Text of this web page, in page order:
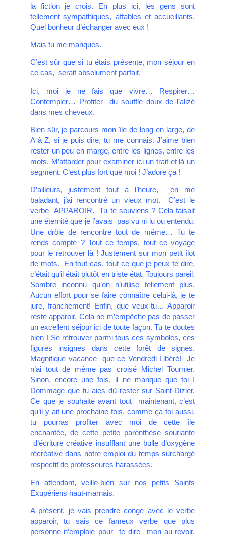
la fiction je crois. En plus ici, les gens sont
tellement sympathiques, affables et accueillants.
Quel bonheur d’échanger avec eux !
Mais tu me manques.
C’est sûr que si tu étais présente, mon séjour en
ce cas, serait absolument parfait.
Ici, moi je ne fais que vivre… Respirer…
Contempler… Profiter du souffle doux de l’alizé
dans mes cheveux.
Bien sûr, je parcours mon île de long en large, de
A à Z, si je puis dire, tu me connais. J’aime bien
rester un peu en marge, entre les lignes, entre les
mots. M’attarder pour examiner ici un trait et là un
segment. C’est plus fort que moi ! J’adore ça !
D’ailleurs, justement tout à l’heure, en me
baladant, j’ai rencontré un vieux mot. C’est le
verbe APPAROIR. Tu te souviens ? Cela faisait
une éternité que je l’avais pas vu ni lu ou entendu.
Une drôle de rencontre tout de même… Tu te
rends compte ? Tout ce temps, tout ce voyage
pour le retrouver là ! Justement sur mon petit îlot
de mots. En tout cas, tout ce que je peux te dire,
c’était qu’il était plutôt en triste état. Toujours pareil.
Sombre inconnu qu’on n’utilise tellement plus.
Aucun effort pour se faire connaître celui-là, je te
jure, franchement! Enfin, que veux-tu… Apparoir
reste apparoir. Cela ne m’empêche pas de passer
un excellent séjour ici de toute façon. Tu te doutes
bien ! Se retrouver parmi tous ces symboles, ces
figures insignes dans cette forêt de signes.
Magnifique vacance que ce Vendredi Libéré! Je
n’ai tout de même pas croisé Michel Tournier.
Sinon, encore une fois, il ne manque que toi !
Dommage que tu aies dû rester sur Saint-Dizier.
Ce que je souhaite avant tout maintenant, c’est
qu’il y ait une prochaine fois, comme ça toi aussi,
tu pourras profiter avec moi de cette île
enchantée, de cette petite parenthèse souriante
d’écriture créative insufflant une bulle d’oxygène
récréative dans notre emploi du temps surchargé
respectif de professeures harassées.
En attendant, veille-bien sur nos petits Saints
Exupériens haut-marnais.
A présent, je vais prendre congé avec le verbe
apparoir, tu sais ce fameux verbe que plus
personne n’emploie pour te dire mon au-revoir.